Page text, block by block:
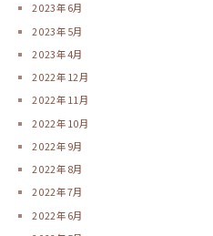
2023年6月
2023年5月
2023年4月
2022年12月
2022年11月
2022年10月
2022年9月
2022年8月
2022年7月
2022年6月